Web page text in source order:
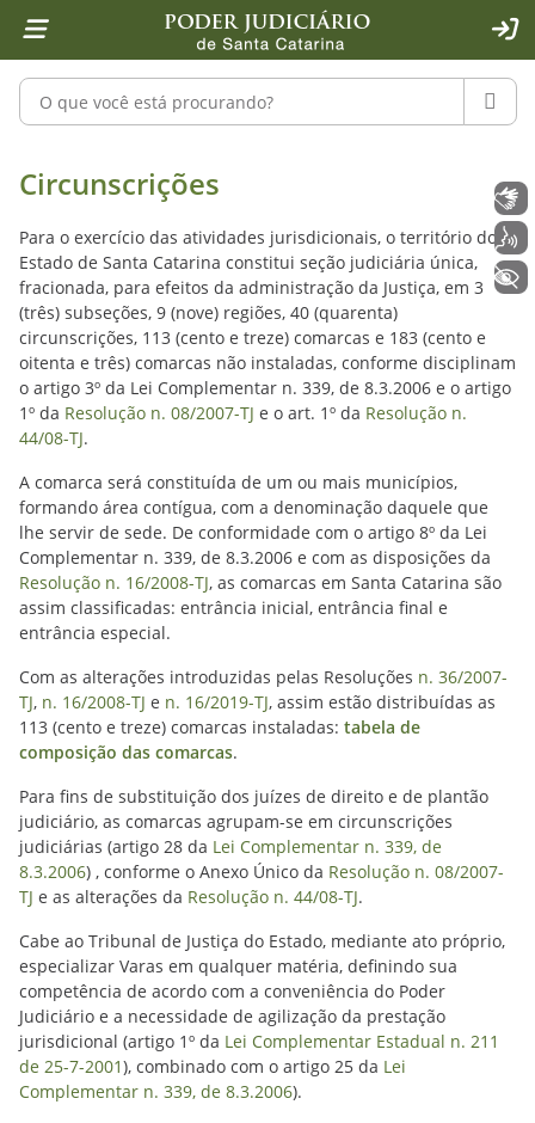
1 Ir para o conteúdo
2 Ir para a ferramenta de acessibilidade - Rybená
4 Ir para o menu principal
5 Ir para a pesquisa
6 Ir para o rodapé
7 Ir para a página inicial
Pesquisar no portal
Circunscrições - Poder Judiciário
Circunscrições
Para o exercício das atividades jurisdicionais, o território do
Estado de Santa Catarina constitui seção judiciária única,
fracionada, para efeitos da administração da Justiça, em 3
(três) subseções, 9 (nove) regiões, 40 (quarenta)
circunscrições, 113 (cento e treze) comarcas e 183 (cento e
oitenta e três) comarcas não instaladas, conforme disciplinam
o artigo 3º da Lei Complementar n. 339, de 8.3.2006 e o artigo
1º da Resolução n. 08/2007-TJ e o art. 1º da Resolução n.
44/08-TJ.
A comarca será constituída de um ou mais municípios,
formando área contígua, com a denominação daquele que
lhe servir de sede. De conformidade com o artigo 8º da Lei
Complementar n. 339, de 8.3.2006 e com as disposições da
Resolução n. 16/2008-TJ, as comarcas em Santa Catarina são
assim classificadas: entrância inicial, entrância final e
entrância especial.
Com as alterações introduzidas pelas Resoluções n. 36/2007-
TJ, n. 16/2008-TJ e n. 16/2019-TJ, assim estão distribuídas as
113 (cento e treze) comarcas instaladas: tabela de
composição das comarcas.
Para fins de substituição dos juízes de direito e de plantão
judiciário, as comarcas agrupam-se em circunscrições
judiciárias (artigo 28 da Lei Complementar n. 339, de
8.3.2006) , conforme o Anexo Único da Resolução n. 08/2007-
TJ e as alterações da Resolução n. 44/08-TJ.
Cabe ao Tribunal de Justiça do Estado, mediante ato próprio,
especializar Varas em qualquer matéria, definindo sua
competência de acordo com a conveniência do Poder
Judiciário e a necessidade de agilização da prestação
jurisdicional (artigo 1º da Lei Complementar Estadual n. 211
de 25-7-2001), combinado com o artigo 25 da Lei
Complementar n. 339, de 8.3.2006).
Voz
+ Acessibilidade